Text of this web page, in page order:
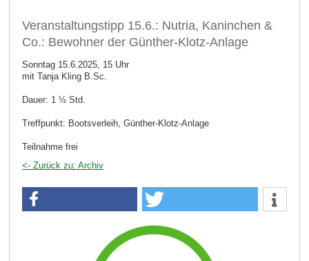
Veranstaltungstipp 15.6.: Nutria, Kaninchen &
Co.: Bewohner der Günther-Klotz-Anlage
Sonntag 15.6.2025, 15 Uhr
mit Tanja Kling B.Sc.
Dauer: 1 ½ Std.
Treffpunkt: Bootsverleih, Günther-Klotz-Anlage
Teilnahme frei
<- Zurück zu: Archiv